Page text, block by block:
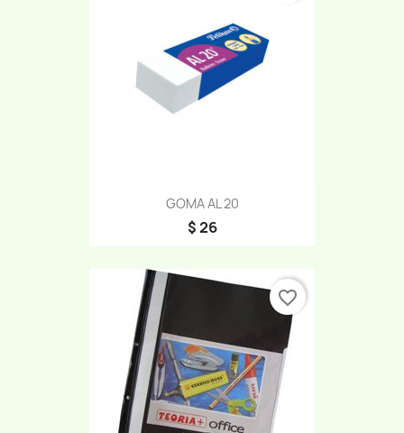
GOMA AL 20
$ 26
favorite_border